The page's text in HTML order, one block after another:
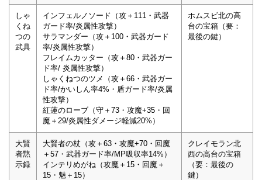
しゃ
くね
つの
武具
インフェルノソード（攻＋111・武器
ガード率/炎属性攻撃）
サラマンダー（攻＋100・武器ガード
率/炎属性攻撃）
フレイムカッター（攻＋80・武器ガー
ド率/ 炎属性攻撃）
しゃくねつのツメ（攻＋66・武器ガー
ド率/かいしん率4%・盾ガード率/炎属
性攻撃）
紅蓮のローブ（守＋73・攻魔+35・回
魔＋29/炎属性ダメージ軽減20%）
ホムスビ北の高
台の宝箱（要：
最後の鍵）
大賢
者黙
示録
大賢者の杖（攻＋63・攻魔+70・回魔
＋57・武器ガード率/MP吸収率14%）
インテリめがね（攻魔＋15・回魔＋
15・魅＋15）
クレイモラン北
西の高台の宝箱
（要：最後の
鍵）